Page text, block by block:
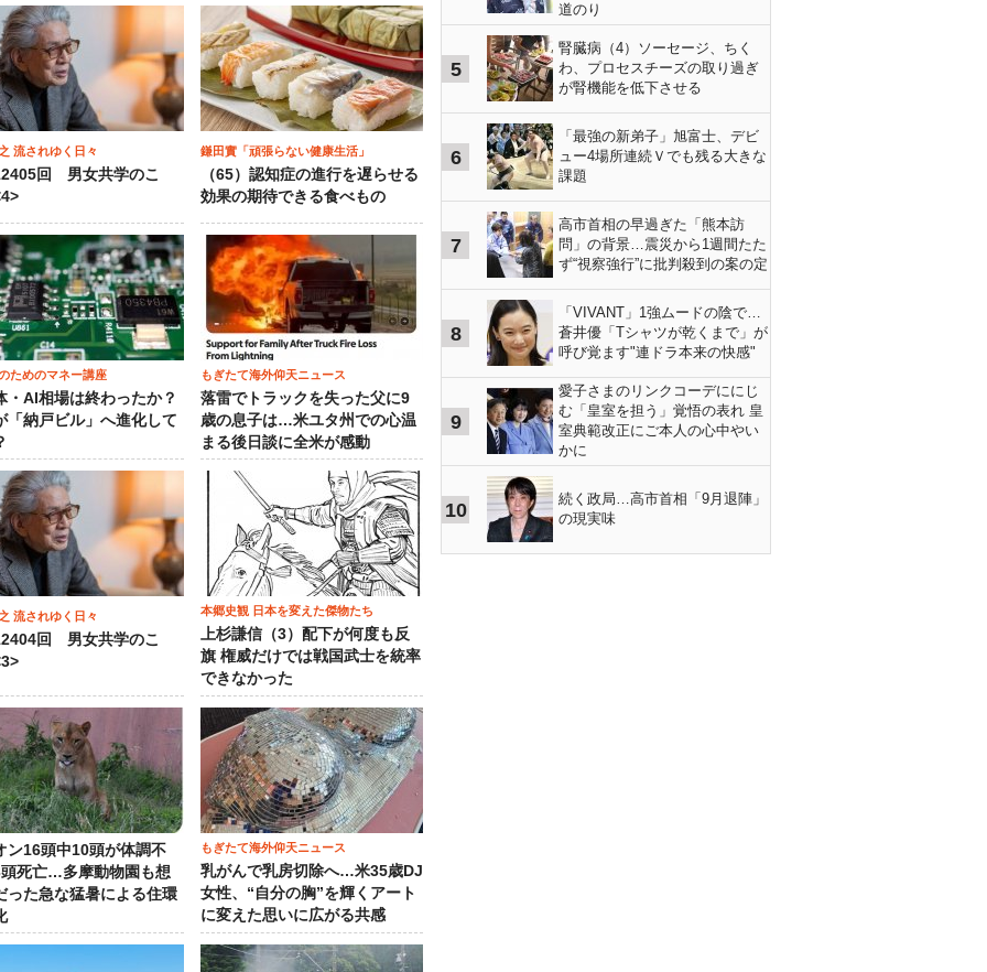
流されゆく日々
回 男女共学のこ
鎌田實「頑張らない健康生活」
（65）認知症の進行を遅らせる
効果の期待できる食べもの
ためのマネー講座
・AI相場は終わったか？
「納戸ビル」へ進化して
もぎたて海外仰天ニュース
落雷でトラックを失った父に9
歳の息子は…米ユタ州での心温
まる後日談に全米が感動
流されゆく日々
回 男女共学のこ
本郷史観 日本を変えた傑物たち
上杉謙信（3）配下が何度も反
旗 権威だけでは戦国武士を統率
できなかった
ン16頭中10頭が体調不
死亡…多摩動物園も想
った急な猛暑による住環
もぎたて海外仰天ニュース
乳がんで乳房切除へ…米35歳DJ
女性、“自分の胸”を輝くアート
に変えた思いに広がる共感
道のり
5
腎臓病（4）ソーセージ、ちく
わ、プロセスチーズの取り過ぎ
が腎機能を低下させる
6
「最強の新弟子」旭富士、デビ
ュー4場所連続Ｖでも残る大きな
課題
7
高市首相の早過ぎた「熊本訪
問」の背景…震災から1週間たた
ず“視察強行”に批判殺到の案の定
8
「VIVANT」1強ムードの陰で…
蒼井優「Tシャツが乾くまで」が
呼び覚ます"連ドラ本来の快感"
9
愛子さまのリンクコーデににじ
む「皇室を担う」覚悟の表れ 皇
室典範改正にご本人の心中やい
かに
10
続く政局…高市首相「9月退陣」
の現実味